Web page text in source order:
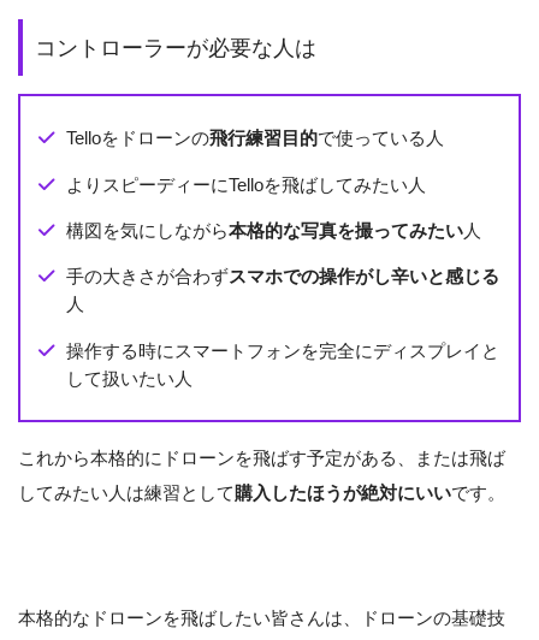
コントローラーが必要な人は
Telloをドローンの飛行練習目的で使っている人
よりスピーディーにTelloを飛ばしてみたい人
構図を気にしながら本格的な写真を撮ってみたい人
手の大きさが合わずスマホでの操作がし辛いと感じる
人
操作する時にスマートフォンを完全にディスプレイと
して扱いたい人
これから本格的にドローンを飛ばす予定がある、または飛ば
してみたい人は練習として 購入したほうが絶対にいいです。
本格的なドローンを飛ばしたい皆さんは、ドローンの基礎技